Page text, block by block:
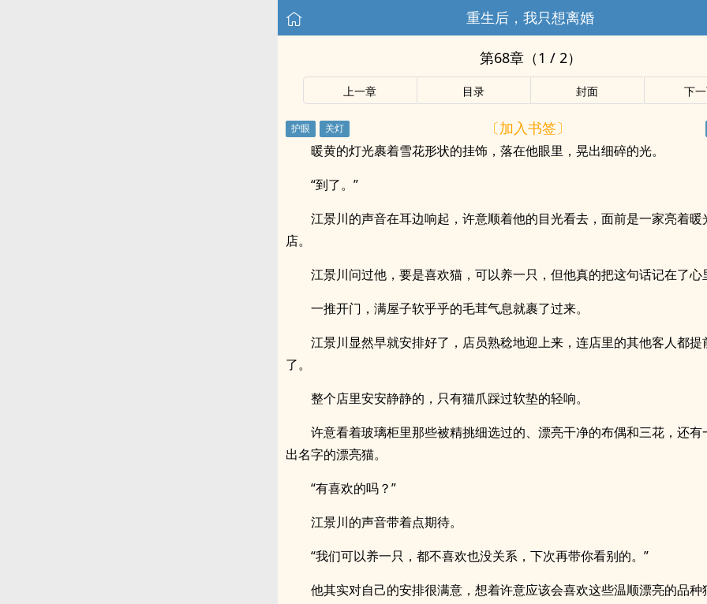
重生后，我只想离婚
第68章（1 / 2）
上一章 目录 封面 下
〔加入书签〕
暖黄的灯光裹着雪花形状的挂饰，落在他眼里，晃出细碎的光。
“到了。”
江景川的声音在耳边响起，许意顺着他的目光看去，面前是一家亮着暖
店。
江景川问过他，要是喜欢猫，可以养一只，但他真的把这句话记在了心
一推开门，满屋子软乎乎的毛茸气息就裹了过来。
江景川显然早就安排好了，店员熟稔地迎上来，连店里的其他客人都提
了。
整个店里安安静静的，只有猫爪踩过软垫的轻响。
许意看着玻璃柜里那些被精挑细选过的、漂亮干净的布偶和三花，还有
出名字的漂亮猫。
“有喜欢的吗？”
江景川的声音带着点期待。
“我们可以养一只，都不喜欢也没关系，下次再带你看别的。”
他其实对自己的安排很满意，想着许意应该会喜欢这些温顺漂亮的品种